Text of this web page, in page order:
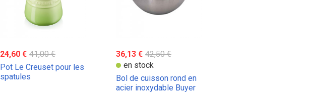
24,60 € 41,00 €
Pot Le Creuset pour les
spatules
36,13 € 42,50 €
en stock
Bol de cuisson rond en
acier inoxydable Buyer